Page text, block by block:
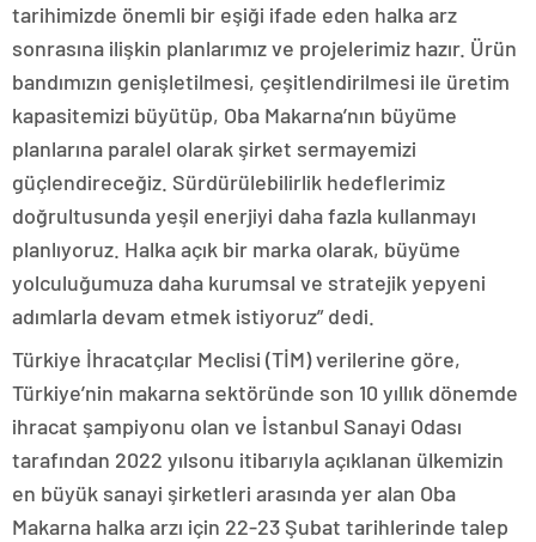
tarihimizde önemli bir eşiği ifade eden halka arz
sonrasına ilişkin planlarımız ve projelerimiz hazır. Ürün
bandımızın genişletilmesi, çeşitlendirilmesi ile üretim
kapasitemizi büyütüp, Oba Makarna’nın büyüme
planlarına paralel olarak şirket sermayemizi
güçlendireceğiz. Sürdürülebilirlik hedeflerimiz
doğrultusunda yeşil enerjiyi daha fazla kullanmayı
planlıyoruz. Halka açık bir marka olarak, büyüme
yolculuğumuza daha kurumsal ve stratejik yepyeni
adımlarla devam etmek istiyoruz” dedi.
Türkiye İhracatçılar Meclisi (TİM) verilerine göre,
Türkiye’nin makarna sektöründe son 10 yıllık dönemde
ihracat şampiyonu olan ve İstanbul Sanayi Odası
tarafından 2022 yılsonu itibarıyla açıklanan ülkemizin
en büyük sanayi şirketleri arasında yer alan Oba
Makarna halka arzı için 22-23 Şubat tarihlerinde talep